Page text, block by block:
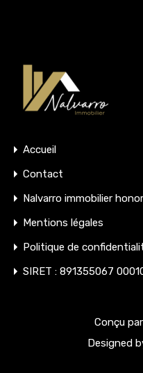
Accueil
Contact
Nalvarro immobilier
Mentions légales
Politique de
SIRET : 891355067
Conçu
Designed